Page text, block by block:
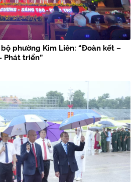
phường Kim Liên: “Đoàn kết –
Phát triển”